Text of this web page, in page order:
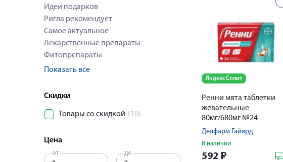
Идеи подарков
Ригла рекомендует
Самое актуальное
Лекарственные препараты
Фитопрепараты
Показать все
Скидки
Товары со скидкой (10)
Цена
от до
Яндекс Сплит
Ренни мята таблетки
жевательные
80мг/680мг №24
Делфарм Гайярд
В наличии
592 ₽